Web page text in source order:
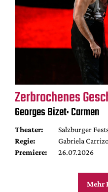
Zerbrochenes
Georges Bizet: Carmen
Theater:
Salzburger
Regie:
Gabriela
Premiere:
26.07.2026
Mehr